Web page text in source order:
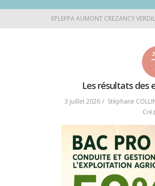
EPLEFPA AUMONT CREZANCY
Les résultats des
3 juillet 2026 Stéphane